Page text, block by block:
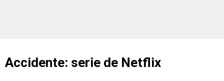
Accidente: serie de Netflix